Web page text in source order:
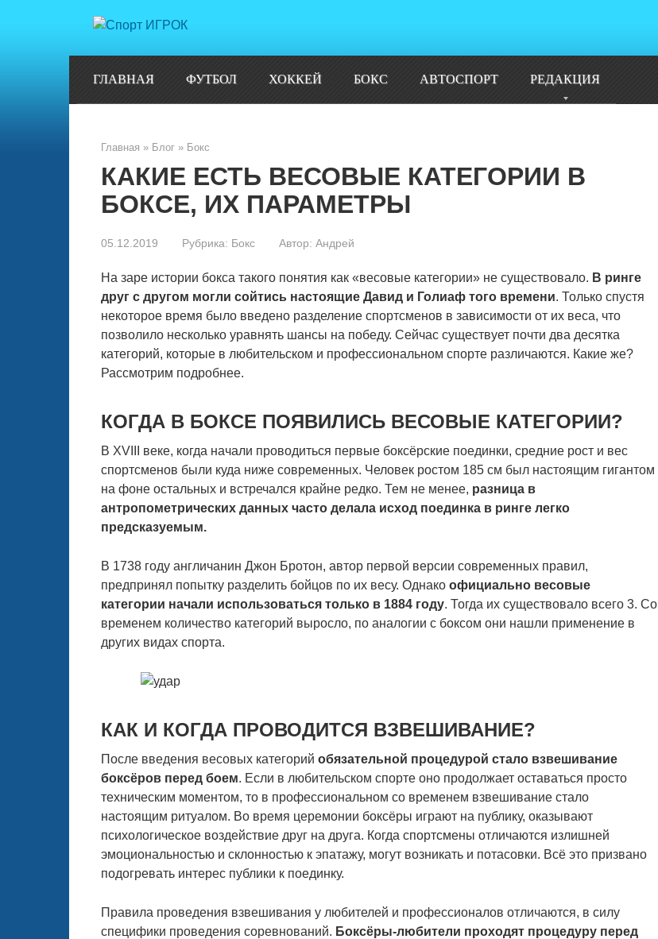
ГЛАВНАЯ ФУТБОЛ ХОККЕЙ БОКС АВТОСПОРТ РЕДАКЦИЯ
Главная » Блог » Бокс
КАКИЕ ЕСТЬ ВЕСОВЫЕ КАТЕГОРИИ В
БОКСЕ, ИХ ПАРАМЕТРЫ
05.12.2019 Рубрика: Бокс Автор: Андрей
На заре истории бокса такого понятия как «весовые категории» не существовало. В ринге
друг с другом могли сойтись настоящие Давид и Голиаф того времени. Только спустя
некоторое время было введено разделение спортсменов в зависимости от их веса, что
позволило несколько уравнять шансы на победу. Сейчас существует почти два десятка
категорий, которые в любительском и профессиональном спорте различаются. Какие же?
Рассмотрим подробнее.
КОГДА В БОКСЕ ПОЯВИЛИСЬ ВЕСОВЫЕ КАТЕГОРИИ?
В XVIII веке, когда начали проводиться первые боксёрские поединки, средние рост и вес
спортсменов были куда ниже современных. Человек ростом 185 см был настоящим гигантом
на фоне остальных и встречался крайне редко. Тем не менее, разница в
антропометрических данных часто делала исход поединка в ринге легко
предсказуемым.
В 1738 году англичанин Джон Бротон, автор первой версии современных правил,
предпринял попытку разделить бойцов по их весу. Однако официально весовые
категории начали использоваться только в 1884 году. Тогда их существовало всего 3. Со
временем количество категорий выросло, по аналогии с боксом они нашли применение в
других видах спорта.
КАК И КОГДА ПРОВОДИТСЯ ВЗВЕШИВАНИЕ?
После введения весовых категорий обязательной процедурой стало взвешивание
боксёров перед боем. Если в любительском спорте оно продолжает оставаться просто
техническим моментом, то в профессиональном со временем взвешивание стало
настоящим ритуалом. Во время церемонии боксёры играют на публику, оказывают
психологическое воздействие друг на друга. Когда спортсмены отличаются излишней
эмоциональностью и склонностью к эпатажу, могут возникать и потасовки. Всё это призвано
подогревать интерес публики к поединку.
Правила проведения взвешивания у любителей и профессионалов отличаются, в силу
специфики проведения соревнований. Боксёры-любители проходят процедуру перед